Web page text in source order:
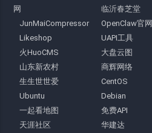
网
临沂春芝堂
JunMaiCompressor
OpenClaw官网
Likeshop
UAPI工具
火HuoCMS
大盘云图
山东新农村
商辉网络
生生世世爱
CentOS
Ubuntu
Debian
一起看地图
免费API
天涯社区
华建达